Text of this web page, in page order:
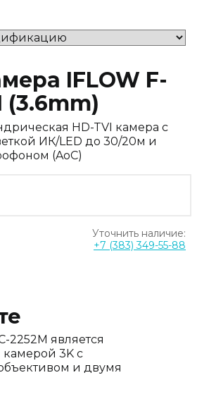
IFLOW F-
(3.6mm)
HD-TVI камера с
ИК/LED до 30/20м и
(AoC)
Уточнить наличие:
+7 (383) 349-55-88
2252M является
3K с
и двумя